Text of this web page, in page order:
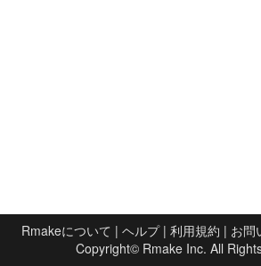
Rmakeについて | ヘルプ| 利用規約 | お問
Copyright© Rmake Inc. All